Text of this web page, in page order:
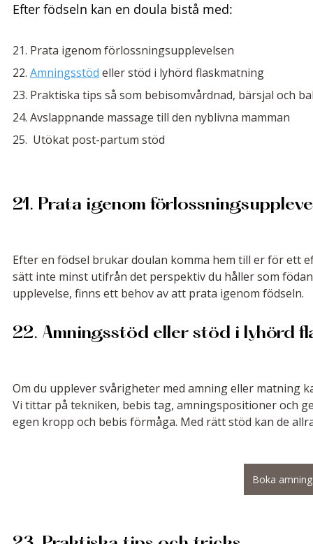
Efter födseln kan en doula bistå med:
21. Prata igenom förlossningsupplevelsen
22. Amningsstöd eller stöd i lyhörd flaskmatning
23. Praktiska tips så som bebisomvårdnad, bärsjal och
24. Avslappnande massage till den nyblivna mamman
25.  Utökat post-partum stöd
21. Prata igenom
Efter en födsel brukar doulan komma hem till er för ett
sätt inte minst utifrån det perspektiv du håller som
upplevelse, finns ett behov av att prata igenom födseln.
22. Amningsstöd eller stöd i lyhörd
Om du upplever svårigheter med amning eller matning
Vi tittar på tekniken, bebis tag, amningspositioner och
egen kropp och bebis förmåga. Med rätt stöd kan de
Boka